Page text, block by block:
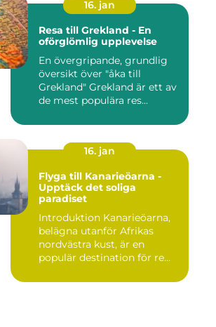
16. jan
Resa till Grekland - En
oförglömlig upplevelse
En övergripande, grundlig
översikt över "åka till
Grekland" Grekland är ett av
de mest populära res...
16. jan
Flyga till Kanarieöarna -
Upptäck det soliga
paradiset
Introduktion Kanarieöarna,
belägna utanför Afrikas
nordvästra kust, är en
populär destination för re...